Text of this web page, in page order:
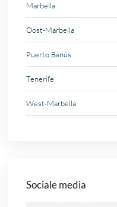
Marbella
Oost-Marbella
Puerto Banús
Tenerife
West-Marbella
Sociale media